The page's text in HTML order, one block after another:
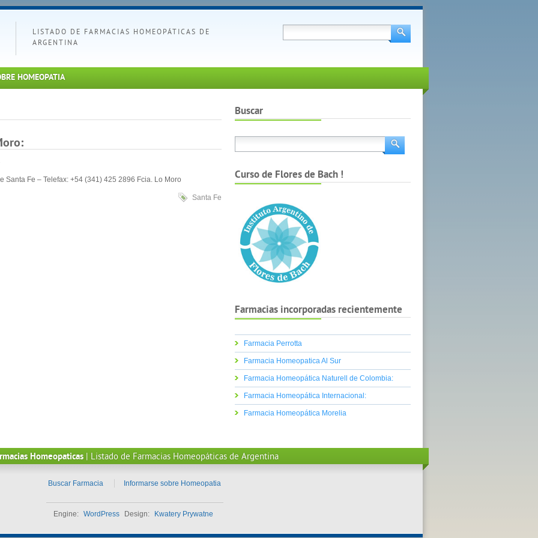
LISTADO DE FARMACIAS HOMEOPÁTICAS DE
ARGENTINA
HOMEOPATIA
Fe – Telefax: +54 (341) 425 2896 Fcia. Lo Moro
Santa Fe
Buscar
Curso de Flores de Bach !
Farmacias incorporadas recientemente
Farmacia Perrotta
Farmacia Homeopatica Al Sur
Farmacia Homeopática Naturell de Colombia:
Farmacia Homeopática Internacional:
Farmacia Homeopática Morelia
Homeopaticas | Listado de Farmacias Homeopáticas de Argentina
Buscar Farmacia Informarse sobre Homeopatia
Engine: WordPress Design: Kwatery Prywatne